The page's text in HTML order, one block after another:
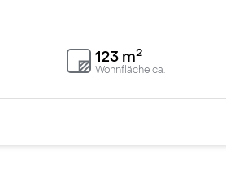
Wohnfläche ca.
123 m2